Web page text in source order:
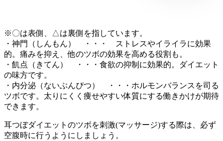
※〇は表側、△は裏側を指しています。
・神門（しんもん） ・・・ ストレスやイライラに効果
的。痛みを抑え、他のツボの効果を高める役割も。
・飢点（きてん） ・・・食欲の抑制に効果的。ダイエット
の味方です。
・内分泌（ないぶんぴつ） ・・・ホルモンバランスを司る
ツボです。太りにくく痩せやすい体質にする働きかけが期待
できます。
耳つぼダイエットのツボを刺激(マッサージ)する際は、必ず
空腹時に行うようにしましょう。